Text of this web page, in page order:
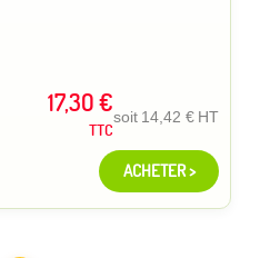
17,30 €
TTC
soit 14,42 € HT
ACHETER >